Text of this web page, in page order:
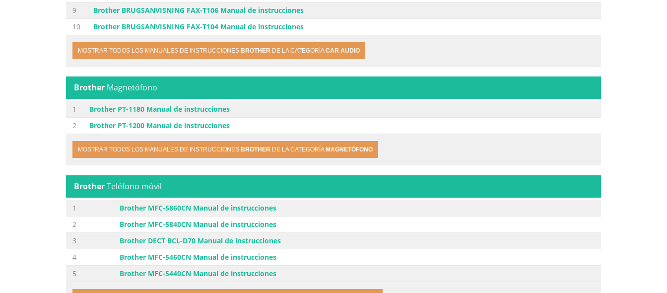
9
Brother BRUGSANVISNING FAX-T106 Manual de instrucciones
10
Brother BRUGSANVISNING FAX-T104 Manual de instrucciones
MOSTRAR TODOS LOS MANUALES DE INSTRUCCIONES BROTHER DE LA CATEGORÍACAR AUDIO
Brother Magnetófono
1
Brother PT-1180 Manual de instrucciones
2
Brother PT-1200 Manual de instrucciones
MOSTRAR TODOS LOS MANUALES DE INSTRUCCIONES BROTHER DE LA CATEGORÍA MAGNETÓFONO
BrotherTeléfono móvil
1
Brother MFC-5860CN Manual de instrucciones
2
Brother MFC-5840CN Manual de instrucciones
3
Brother DECT BCL-D70 Manual de instrucciones
4
Brother MFC-5460CN Manual de instrucciones
5
Brother MFC-5440CN Manual de instrucciones